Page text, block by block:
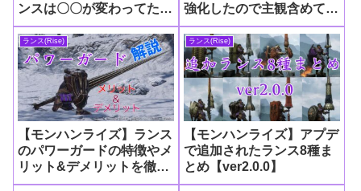
ンスは〇〇が変わってた！
【ランス】
強化したので主観含めてレ
ビュー(Part3)
ランス(Rise)
【モンハンライズ】ランス
のパワーガードの特徴やメ
リット&デメリットを徹底
解説！
ランス(Rise)
【モンハンライズ】アプデ
で追加されたランス8種ま
とめ【ver2.0.0】